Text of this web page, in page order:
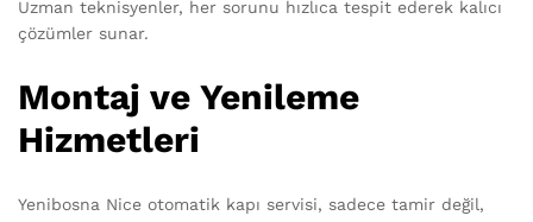
Uzman teknisyenler, her sorunu hızlıca tespit ederek kalıcı
çözümler sunar.
Montaj ve Yenileme
Hizmetleri
Yenibosna Nice otomatik kapı servisi, sadece tamir değil,